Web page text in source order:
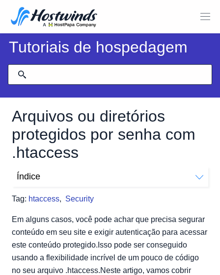
Tutoriais de hospedagem
Arquivos ou diretórios
protegidos por senha com
.htaccess
Tag: htaccess, Security
Índice
Como proteger vários arquivos com senha
Como Proteger Diretórios com Senha
Em alguns casos, você pode achar que precisa segurar
conteúdo em seu site e exigir autenticação para acessar
este conteúdo protegido.Isso pode ser conseguido
usando a flexibilidade incrível de um pouco de código
no seu arquivo .htaccess.Neste artigo, vamos cobrir